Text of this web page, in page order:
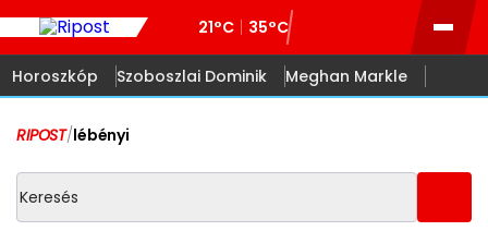
21°C 35°C
Horoszkóp Szoboszlai Dominik Meghan Markle
RIPOST/lébényi